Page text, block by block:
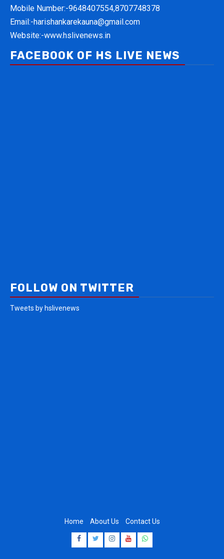
Mobile Number:-9648407554,8707748378
Email:-harishankarekauna@gmail.com
Website:-www.hslivenews.in
FACEBOOK OF HS LIVE NEWS
FOLLOW ON TWITTER
Tweets by hslivenews
Home About Us Contact Us
Facebook
Twitter
Instagram
Youtube
Whatsapp